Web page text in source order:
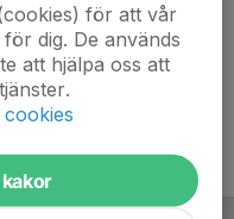
för att vår
dig. De används
att hjälpa oss att